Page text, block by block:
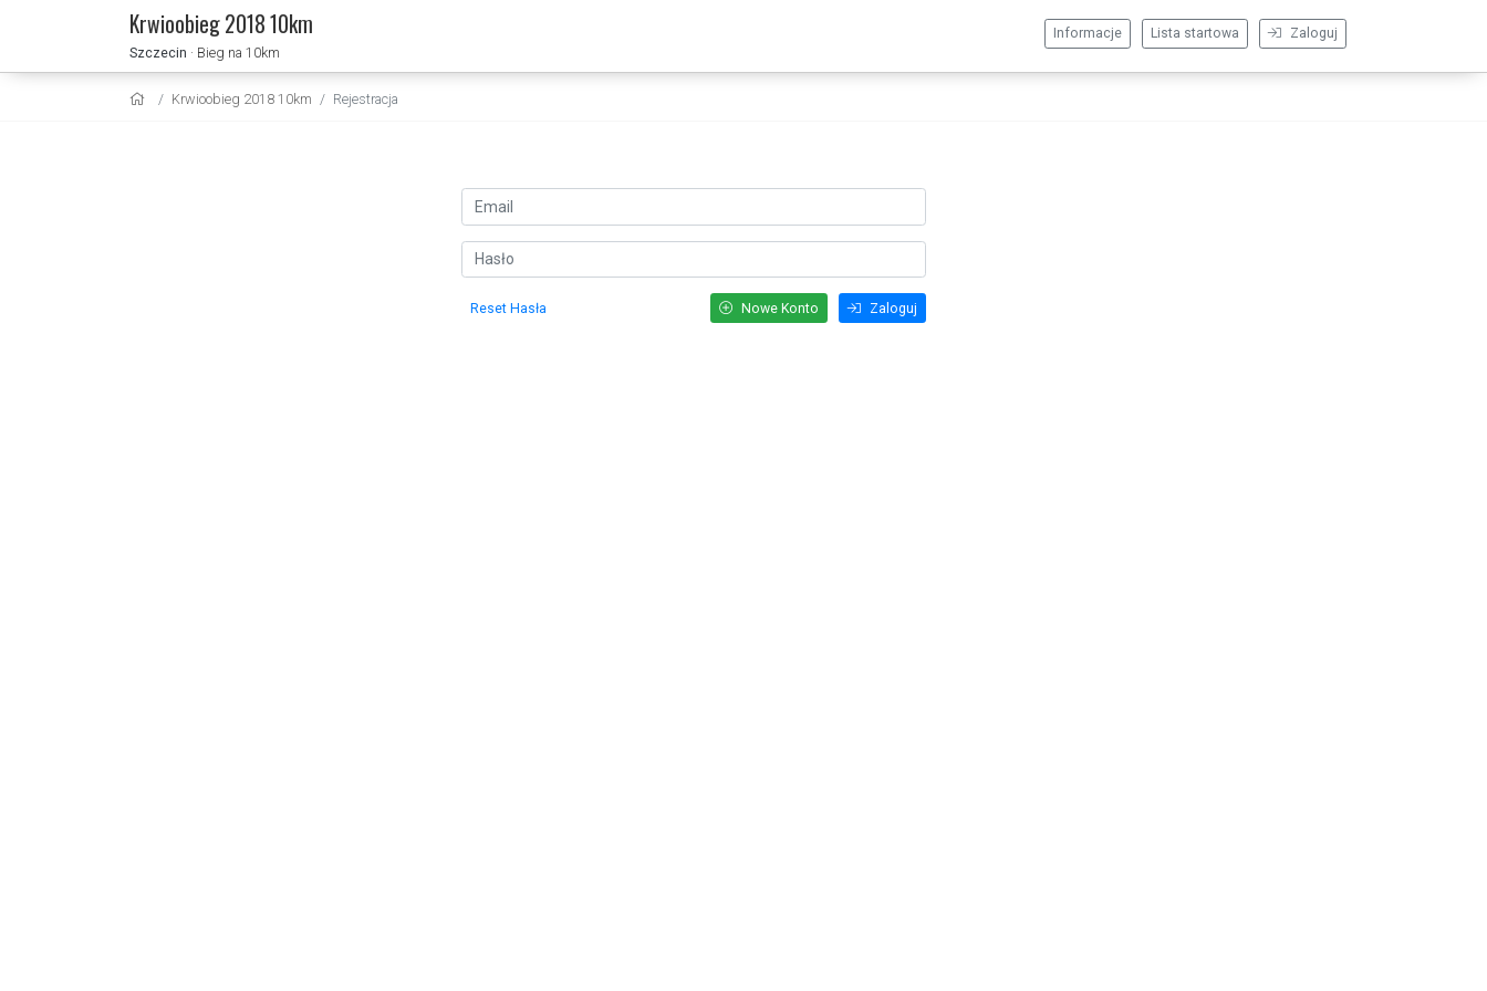
Krwioobieg 2018 10km
Szczecin · Bieg na 10km
Zaloguj
Lista startowa
Informacje
Krwioobieg 2018 10km Rejestracja
Zaloguj
Nowe Konto
Reset Hasła